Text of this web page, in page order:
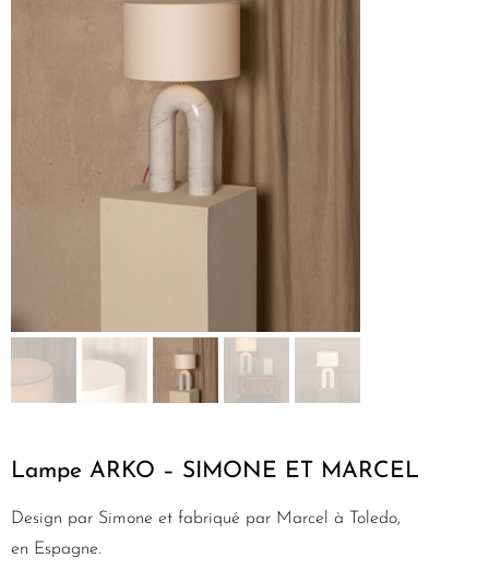
Lampe ARKO – SIMONE ET MARCEL
Design par Simone et fabriqué par Marcel à Toledo,
en Espagne.